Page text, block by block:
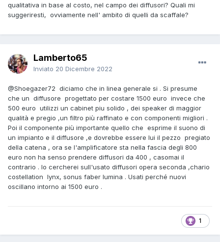
qualitativa in base al costo, nel campo dei diffusori? Quali mi
suggeriresti, ovviamente nell' ambito di quelli da scaffale?
Lamberto65
Inviato 20 Dicembre 2022
@Shoegazer72 diciamo che in linea generale si . Si presume
che un diffusore progettato per costare 1500 euro invece che
500 euro utilizzi un cabinet piu solido , dei speaker di maggior
qualità e pregio ,un filtro più raffinato e con componenti migliori .
Poi il componente più importante quello che esprime il suono di
un impianto e il diffusore ,e dovrebbe essere lui il pezzo pregiato
della catena , ora se l'amplificatore sta nella fascia degli 800
euro non ha senso prendere diffusori da 400 , casomai il
contrario . Io cercherei sull'usato diffusori opera seconda ,chario
costellation lynx, sonus faber lumina . Usati perché nuovi
oscillano intorno ai 1500 euro .
1